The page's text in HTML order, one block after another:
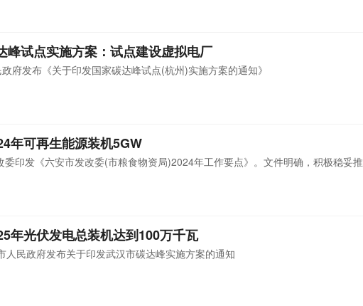
峰试点实施方案：试点建设虚拟电厂
府发布《关于印发国家碳达峰试点(杭州)实施方案的通知》
年可再生能源装机5GW
委印发《六安市发改委(市粮食物资局)2024年工作要点》。文件明确，积极稳妥
年光伏发电总装机达到100万千瓦
人民政府发布关于印发武汉市碳达峰实施方案的通知